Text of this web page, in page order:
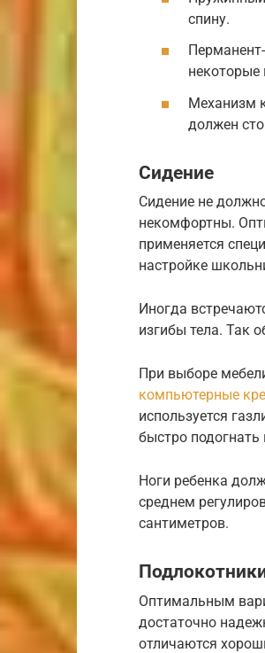
спину.
некоторые
Механизм
должен
Сидение
Сидение не
некомфортны.
применяется
настройке
Иногда
изгибы тела. Так
При выборе
компьютерные
используется
быстро подогнать
Ноги ребенка
среднем
сантиметров.
Оптимальным
достаточно
отличаются